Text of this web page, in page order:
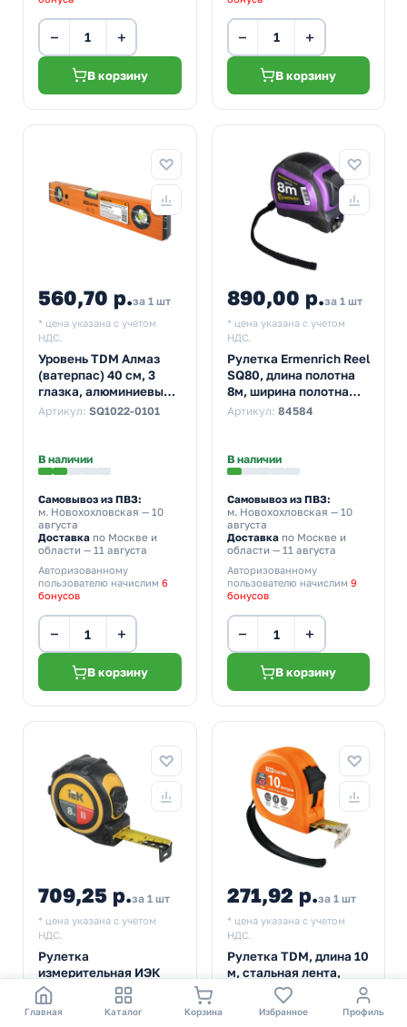
− +
В корзину
− +
В корзину
560,70 р.за 1 шт
* цена указана с учетом
НДС.
Уровень TDM Алмаз
(ватерпас) 40 см, 3
глазка, алюминиевый,
усиленный, с магнитом
Артикул: SQ1022-0101
В наличии
Самовывоз из ПВЗ:
м. Новохохловская — 10
августа
Доставка по Москве и
области — 11 августа
Авторизованному
пользователю начислим 6
бонусов
− +
В корзину
890,00 р.за 1 шт
* цена указана с учетом
НДС.
Рулетка Ermenrich Reel
SQ80, длина полотна
8м, ширина полотна
25мм, фиолетовый
Артикул: 84584
В наличии
Самовывоз из ПВЗ:
м. Новохохловская — 10
августа
Доставкапо Москве и
области — 11 августа
Авторизованному
пользователю начислим 9
бонусов
− +
В корзину
709,25 р.за 1 шт
* цена указана с учетом
НДС.
Рулетка
измерительная ИЭК
Universal 8м
Артикул: TIR10-1-008
271,92 р.за 1 шт
* цена указана с учетом
НДС.
Рулетка TDM, длина 10
м, стальная лента,
ширина 25 мм,
прорезиненное
покрытие, магнит,
Артикул:SQ1018-0108
Главная Каталог Корзина Избранное Профиль